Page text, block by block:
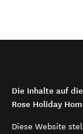
Die Inhalte auf
Rose Holiday
Diese Website